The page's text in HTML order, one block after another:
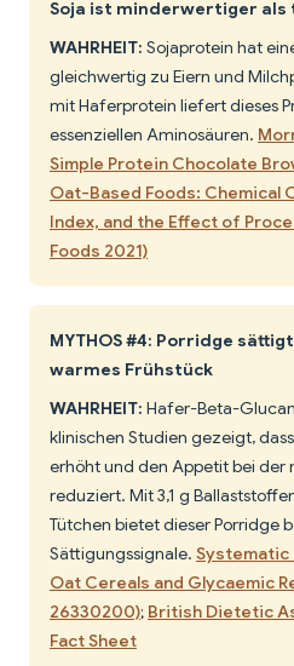
Soja ist minderwertiger als
WAHRHEIT: Sojaprotein hat
gleichwertig zu Eiern und
mit Haferprotein liefert dieses
essenziellen Aminosäuren.
Simple Protein Chocolate
Oat-Based Foods: Chemical
Index, and the Effect of
Foods 2021)
MYTHOS #4: Porridge
warmes Frühstück
WAHRHEIT: Hafer-Beta-
klinischen Studien gezeigt,
erhöht und den Appetit bei der
reduziert. Mit 3,1 g
Tütchen bietet dieser Porridge
Sättigungssignale. Systematic
Oat Cereals and Glycaemic
26330200); British Dietetic
Fact Sheet